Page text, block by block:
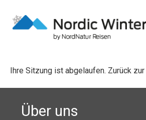
Ihre Sitzung ist abgelaufen. Zurück zur
Über uns